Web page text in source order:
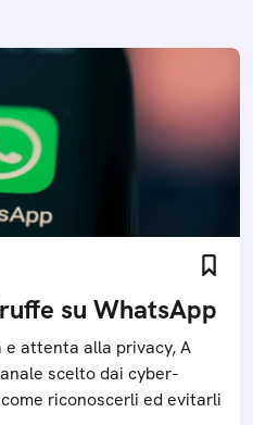
su WhatsApp
e attenta alla privacy, A
scelto dai cyber-
riconoscerli ed evitarli